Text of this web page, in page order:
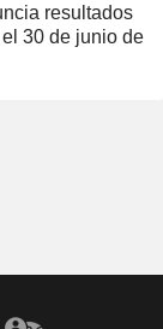
resultados
30 de junio de